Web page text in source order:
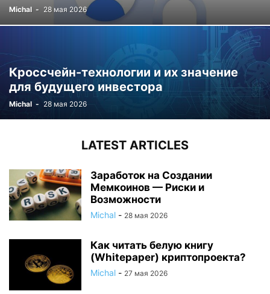
Michal - 28 мая 2026
Кроссчейн-технологии и их значение
для будущего инвестора
Michal - 28 мая 2026
LATEST ARTICLES
Заработок на Создании
Мемкоинов — Риски и
Возможности
Michal - 28 мая 2026
Как читать белую книгу
(Whitepaper) криптопроекта?
Michal - 27 мая 2026